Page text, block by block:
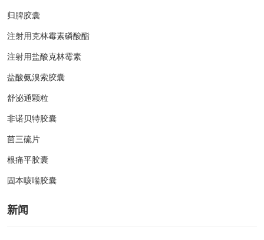
归脾胶囊
注射用克林霉素磷酸酯
注射用盐酸克林霉素
盐酸氨溴索胶囊
舒泌通颗粒
非诺贝特胶囊
茴三硫片
根痛平胶囊
固本咳喘胶囊
新闻